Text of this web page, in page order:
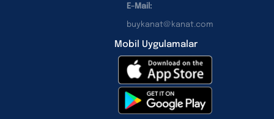
E-Mail:
buykanat@kanat.com
Mobil Uygulamalar